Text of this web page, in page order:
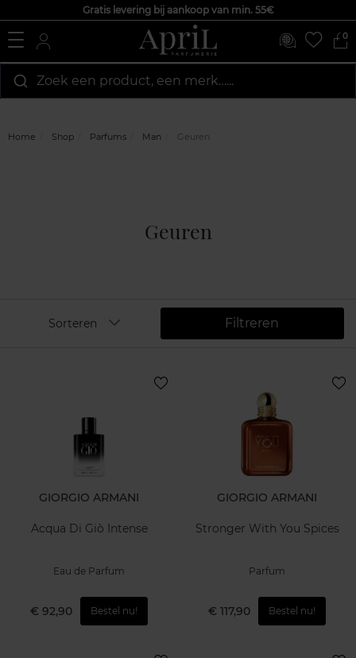
Gratis levering bij aankoop van min. 55€
0
Zoek een product, een merk…...
Home Shop Parfums Man Geuren
Geuren
Filtreren
Sorteren
GIORGIO ARMANI
Acqua Di Giò Intense
Eau de Parfum
€ 92,90 Bestel nu!
GIORGIO ARMANI
Stronger With You Spices
Parfum
€ 117,90 Bestel nu!